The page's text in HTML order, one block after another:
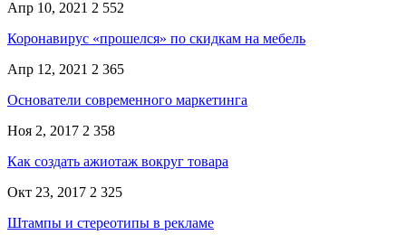
Апр 10, 2021 2 552
Коронавирус «прошелся» по скидкам на мебель
Апр 12, 2021 2 365
Основатели современного маркетинга
Ноя 2, 2017 2 358
Как создать ажиотаж вокруг товара
Окт 23, 2017 2 325
Штампы и стереотипы в рекламе